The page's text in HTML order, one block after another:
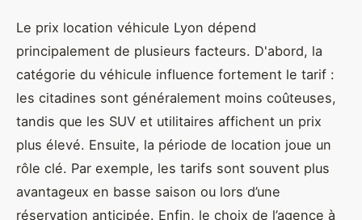
Le prix location véhicule Lyon dépend
principalement de plusieurs facteurs. D'abord, la
catégorie du véhicule influence fortement le tarif :
les citadines sont généralement moins coûteuses,
tandis que les SUV et utilitaires affichent un prix
plus élevé. Ensuite, la période de location joue un
rôle clé. Par exemple, les tarifs sont souvent plus
avantageux en basse saison ou lors d’une
réservation anticipée. Enfin, le choix de l’agence à